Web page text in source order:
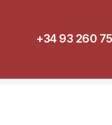
+34 93 260